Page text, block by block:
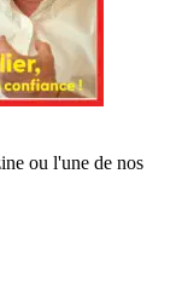
ou l'une de nos